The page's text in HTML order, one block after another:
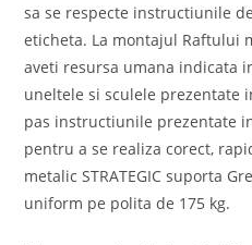
sa se respecte instructiunile
eticheta. La montajul Raftului
aveti resursa umana indicata
uneltele si sculele prezentate
pas instructiunile prezentate
pentru a se realiza corect,
metalic STRATEGIC suporta
uniform pe polita de 175 kg.